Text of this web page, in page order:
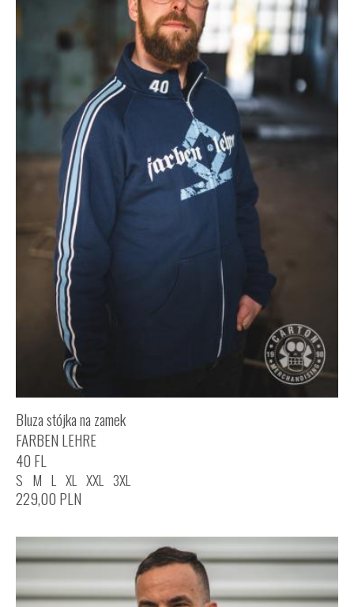
Bluza stójka na zamek
FARBEN LEHRE
40 FL
S M L XL XXL 3XL
229,00 PLN